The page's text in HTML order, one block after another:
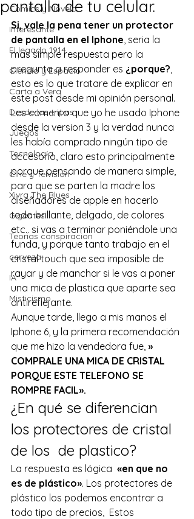
Comics y Novela
Interesante
El legado 1914
Ciencia y Espacio
Carta a Vera
Desde las tripas
Juegos
Tecnología
Cine y Telvisión
Xivra The Blues
Gigantes
Teorias conspiracion
cerveza
IA
Misticismo
pantalla de tu celular.
Si, vale la pena tener un protector
de pantalla en el Iphone, seria la
mas simple respuesta pero la
pregunta a responder es ¿porque?,
esto es lo que tratare de explicar en
este post desde mi opinión personal.
Les comento que yo he usado Iphone
desde la version 3 y la verdad nunca
les había comprado ningún tipo de
accesorio, claro esto principalmente
porque pensando de manera simple,
para que se parten la madre los
diseñadores de apple en hacerlo
todo brillante, delgado, de colores
etc.. si vas a terminar poniéndole una
funda, y porque tanto trabajo en el
cristal touch que sea imposible de
rayar y de manchar si le vas a poner
una mica de plastica que aparte sea
antireflejante.
Aunque tarde, llego a mis manos el
Iphone 6, y la primera recomendación
que me hizo la vendedora fue, »
COMPRALE UNA MICA DE CRISTAL
PORQUE ESTE TELEFONO SE
ROMPRE FACIL».
¿En qué se diferencian
los protectores de cristal
de los  de plastico?
La respuesta es lógica «en que no
es de plástico». Los protectores de
plástico los podemos encontrar a
todo tipo de precios,  Estos